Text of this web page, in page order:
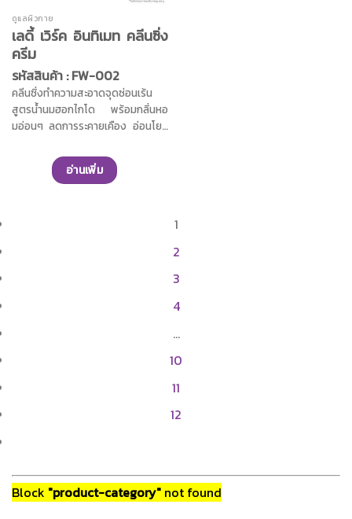
แห้งกร้าน ช่วยให้มั่นใจได้ตลอดวัน
ดูแลผิวกาย
เลดี้ เวิร์ค อินทิเมท คลีนซิ่ง
ครีม
รหัสสินค้า : FW-002
คลีนซิ่งทำความสะอาดจุดซ่อนเร้น
สูตรน้ำนมฮอกไกโด พร้อมกลิ่นหอ
มอ่อนๆ ลดการระคายเคือง อ่อนโยน
ด่างได้อย่างเหมาะสม ด้วยคุณค่าจาก
สารสกัดดอกบัวหิมะ สารสกัดออแก
อ่านเพิ่ม
1
2
3
4
…
10
11
12
Block "product-category" not found